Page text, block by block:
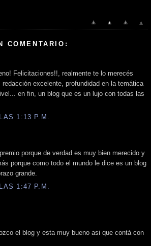
COMENTARIO:
Felicitaciones!!, realmente te lo merecés
excelente, profundidad en la temática
en fin, un blog que es un lujo con todas las
1:13 P.M.
porque de verdad es muy bien merecido y
porque como todo el mundo le dice es un blog
grande.
1:47 P.M.
el blog y esta muy bueno asi que contá con